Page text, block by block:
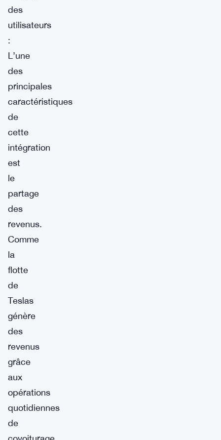
des
utilisateurs
:
L’une
des
principales
caractéristiques
de
cette
intégration
est
le
partage
des
revenus.
Comme
la
flotte
de
Teslas
génère
des
revenus
grâce
aux
opérations
quotidiennes
de